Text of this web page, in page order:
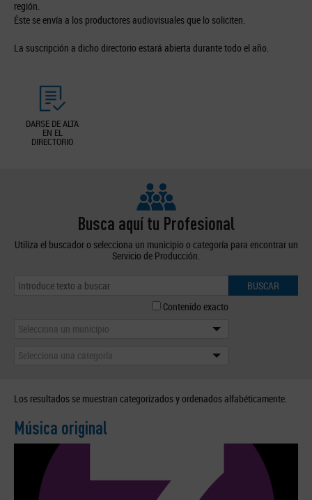
región.
Éste se envía a los productores audiovisuales que lo soliciten.
La suscripción a dicho directorio estará abierta durante todo el año.
DARSE DE ALTA
EN EL
DIRECTORIO
Busca aquí tu Profesional
Utiliza el buscador o selecciona un municipio o categoría para encontrar un
Servicio de Producción.
BUSCAR
Contenido exacto
Selecciona un municipio
Selecciona una categoría
Los resultados se muestran categorizados y ordenados alfabéticamente.
Música original